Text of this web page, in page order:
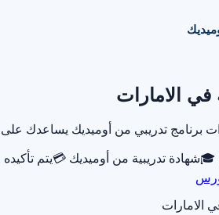
في الامارات
برنامج تدريبي من أوميديك
🎓شهادة تدريبية من أوميديك 💳يتم